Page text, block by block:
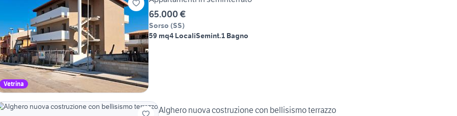
Vetrina
65.000 €
Sorso (SS)
59 mq4 LocaliSemint.1 Bagno
Alghero nuova costruzione con bellisismo terrazzo